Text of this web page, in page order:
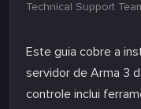
Technical Support
Este guia cobre a
servidor de Arma 3
controle inclui